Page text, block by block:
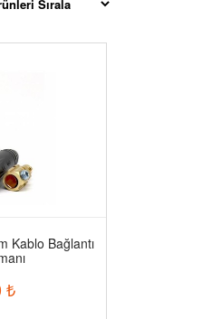
Kablo Bağlantı
₺